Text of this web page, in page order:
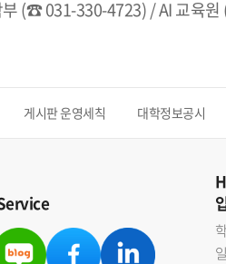
부 (☎ 031-330-4723) / AI 교육
게시판 운영세칙 대학정보공시